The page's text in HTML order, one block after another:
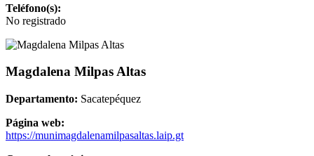
Teléfono(s):
No registrado
Magdalena Milpas Altas
Departamento: Sacatepéquez
Página web:
https://munimagdalenamilpasaltas.laip.gt